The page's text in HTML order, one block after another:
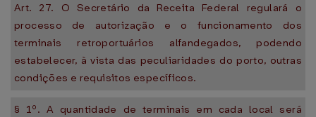
Art. 27. O Secretário da Receita Federal regulará o
processo de autorização e o funcionamento dos
terminais retroportuários alfandegados, podendo
estabelecer, à vista das peculiaridades do porto, outras
condições e requisitos específicos.
§ 1º. A quantidade de terminais em cada local será